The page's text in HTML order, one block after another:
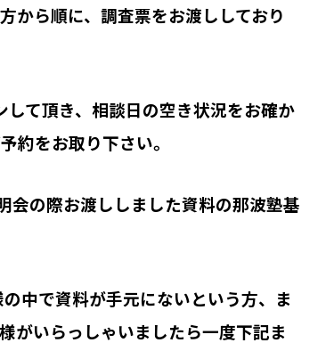
から順に、調査票をお渡ししており
て頂き、相談日の空き状況をお確か
約をお取り下さい。
会の際お渡ししました資料の那波塾基
中で資料が手元にないという方、ま
がいらっしゃいましたら一度下記ま